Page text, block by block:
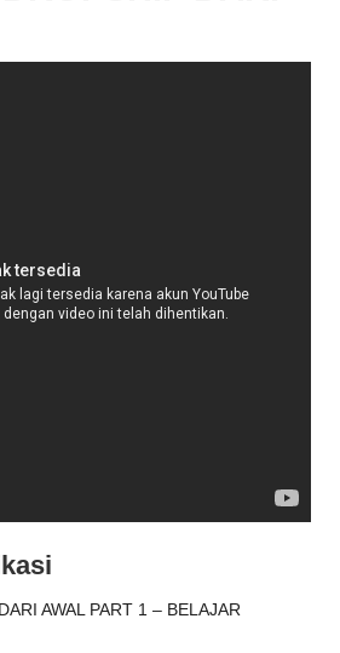
AWAL PART 1 – BELAJAR